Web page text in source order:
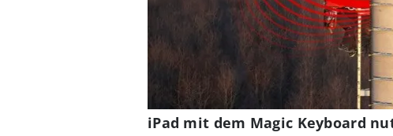
iPad mit dem Magic Keyboard